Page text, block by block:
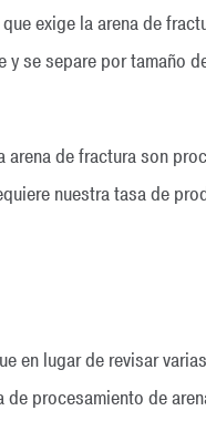
exige la arena de
se separe por tamaño
de fractura son
nuestra tasa de
lugar de revisar
procesamiento de